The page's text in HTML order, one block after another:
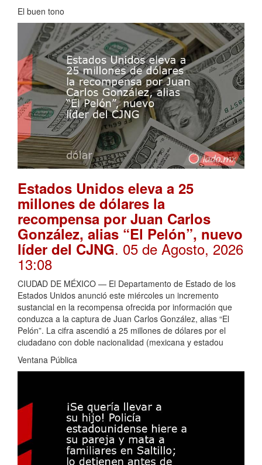
El buen tono
Estados Unidos eleva a 25
millones de dólares la
recompensa por Juan Carlos
González, alias “El Pelón”, nuevo
líder del CJNG. 05 de Agosto, 2026
13:08
CIUDAD DE MÉXICO — El Departamento de Estado de los
Estados Unidos anunció este miércoles un incremento
sustancial en la recompensa ofrecida por información que
conduzca a la captura de Juan Carlos González, alias “El
Pelón”. La cifra ascendió a 25 millones de dólares por el
ciudadano con doble nacionalidad (mexicana y estadou
Ventana Pública